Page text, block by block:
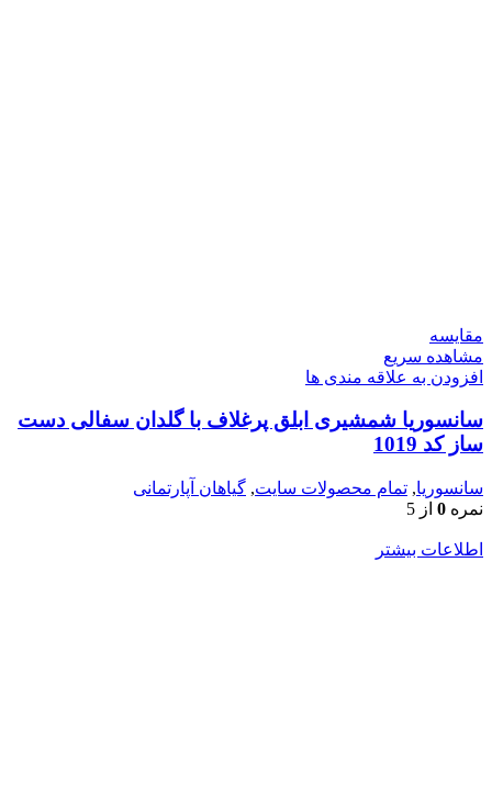
مقایسه
مشاهده سریع
افزودن به علاقه مندی ها
سانسوریا شمشیری ابلق پرغلاف با گلدان سفالی دست
ساز کد 1019
سانسوریا, تمام محصولات سایت, گیاهان آپارتمانی
نمره 0 از 5
اطلاعات بیشتر